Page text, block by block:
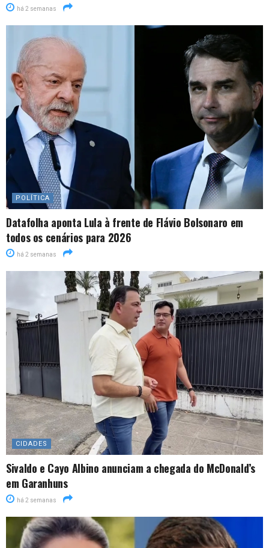
há 2 semanas
POLÍTICA
Datafolha aponta Lula à frente de Flávio Bolsonaro em
todos os cenários para 2026
há 2 semanas
CIDADES
Sivaldo e Cayo Albino anunciam a chegada do McDonald’s
em Garanhuns
há 2 semanas